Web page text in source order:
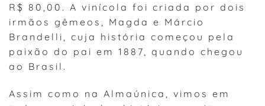
R$ 80,00. A vinícola foi criada por dois
irmãos gêmeos, Magda e Márcio
Brandelli, cuja história começou pela
paixão do pai em 1887, quando chegou
ao Brasil.
Assim como na Almaúnica, vimos em